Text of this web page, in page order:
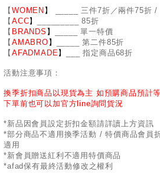
【 WOMEN 】
___ 三件7折／兩件75折
【 ACC】
____ 85折
【 BRANDS 】
_ 單一特價
【 AMABRO 】
_ 第二件85折
【 AFADMADE】 ___ 指定商品68折
活動注意事項：
換季折扣商品以現貨為主 如預購商品預計
下單前也可以加官方line詢問貨況
*新品因會員設定折扣金額請詳讀上方資訊
*部分商品不適用換季活動 / 特價商品會員
適用
*新會員贈送紅利不適用特價商品
*afad保有最終活動修改之權利